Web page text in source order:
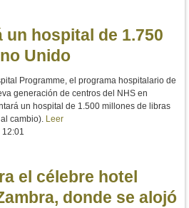
un hospital de 1.750
Unido
Programme, el programa hospitalario de
generación de centros del NHS en
un hospital de 1.500 millones de libras
cambio). Leer
12:01
el célebre hotel
donde se alojó